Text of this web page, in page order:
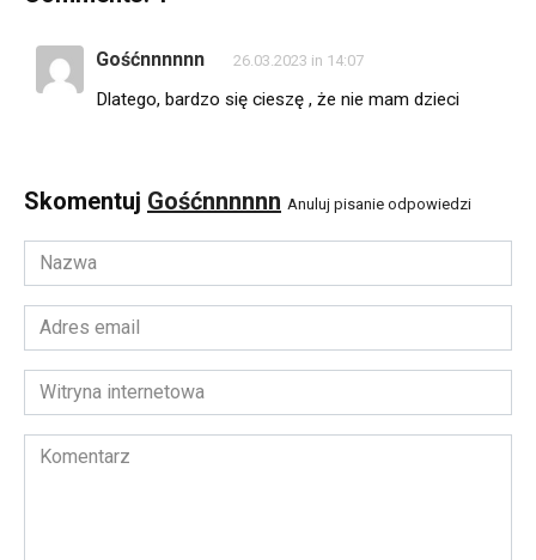
Gośćnnnnnn 26.03.2023 in 14:07
Dlatego, bardzo się cieszę , że nie mam dzieci
Skomentuj Gośćnnnnnn Anuluj pisanie odpowiedzi
Nazwa
*
Adres
email
*Witryna
internetowa
Komentarz